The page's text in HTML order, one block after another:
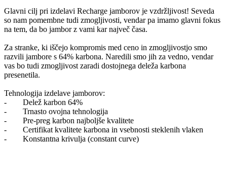
Glavni cilj pri izdelavi Recharge jamborov je vzdržljivost! Seveda
so nam pomembne tudi zmogljivosti, vendar pa imamo glavni fokus
na tem, da bo jambor z vami kar največ časa.
Za stranke, ki iščejo kompromis med ceno in zmogljivostjo smo
razvili jambore s 64% karbona. Naredili smo jih za vedno, vendar
vas bo tudi zmogljivost zaradi dostojnega deleža karbona
presenetila.
Tehnologija izdelave jamborov:
- Delež karbon 64%
- Trnasto ovojna tehnologija
- Pre-preg karbon najboljše kvalitete
- Certifikat kvalitete karbona in vsebnosti steklenih vlaken
- Konstantna krivulja (constant curve)